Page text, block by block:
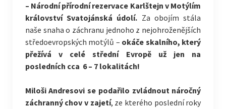
– Národní přírodní rezervace Karlštejn v Motýlím
království Svatojánská údolí. Za obojím stála
naše snaha o záchranu jednoho z nejohroženějších
středoevropských motýlů – okáče skalního, který
přežívá v celé střední Evropě už jen na
posledních cca 6 – 7 lokalitách!
Miloši Andresovi se podařilo zvládnout náročný
záchranný chov v zajetí, ze kterého poslední roky